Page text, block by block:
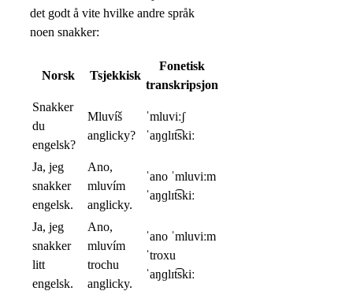
det godt å vite hvilke andre språk
noen snakker:
Norsk Tsjekkisk
Fonetisk
transkripsjon
Snakker
du
engelsk?
Mluvíš
anglicky?
ˈmluviːʃ
ˈaŋɡlɪt͡skiː
Ja, jeg
snakker
engelsk.
Ano,
mluvím
anglicky.
ˈano ˈmluviːm
ˈaŋɡlɪt͡skiː
Ja, jeg
snakker
litt
engelsk.
Ano,
mluvím
trochu
anglicky.
ˈano ˈmluviːm
ˈtroxu
ˈaŋɡlɪt͡skiː